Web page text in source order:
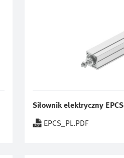
Siłownik elektryczny EPCS
EPCS_PL.PDF